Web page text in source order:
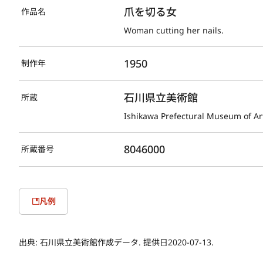
作品名 爪を切る女
Woman cutting her nails.
制作年 1950
所蔵 石川県立美術館
Ishikawa Prefectural Museum of
所蔵番号 8046000
凡例
出典: 石川県立美術館作成データ. 提供日2020-07-13.